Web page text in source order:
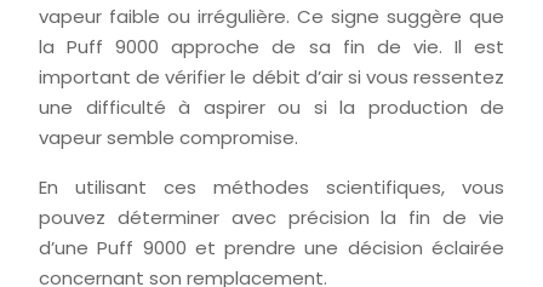
vapeur faible ou irrégulière. Ce signe suggère que
la Puff 9000 approche de sa fin de vie. Il est
important de vérifier le débit d’air si vous ressentez
une difficulté à aspirer ou si la production de
vapeur semble compromise.
En utilisant ces méthodes scientifiques, vous
pouvez déterminer avec précision la fin de vie
d’une Puff 9000 et prendre une décision éclairée
concernant son remplacement.